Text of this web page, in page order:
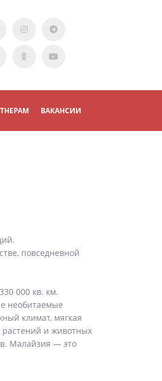
ВАКАНСИИ
повседневной
000 кв. км.
необитаемые
климат, мягкая
растений и животных
Малайзия — это